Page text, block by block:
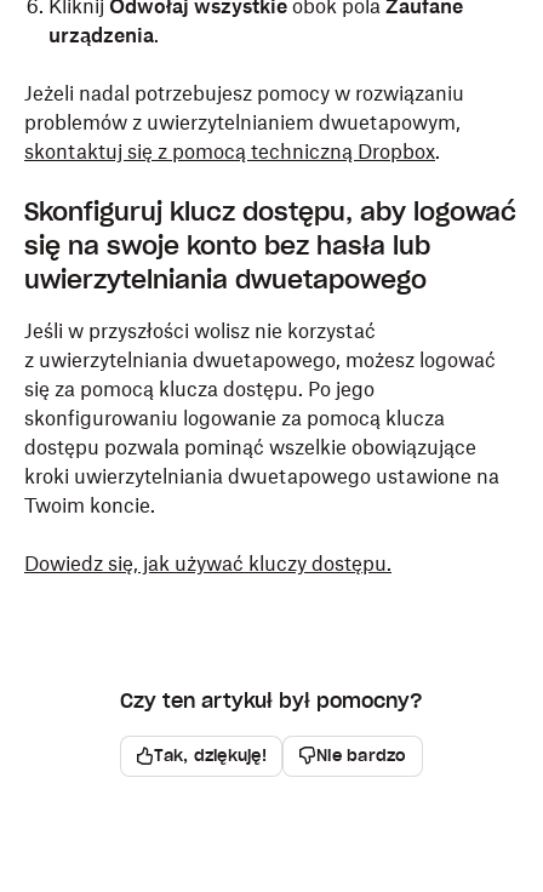
Kliknij Odwołaj wszystkie obok pola Zaufane
urządzenia.
Jeżeli nadal potrzebujesz pomocy w rozwiązaniu
problemów z uwierzytelnianiem dwuetapowym,
skontaktuj się z pomocą techniczną Dropbox.
Skonfiguruj klucz dostępu, aby logować
się na swoje konto bez hasła lub
uwierzytelniania dwuetapowego
Jeśli w przyszłości wolisz nie korzystać
z uwierzytelniania dwuetapowego, możesz logować
się za pomocą klucza dostępu. Po jego
skonfigurowaniu logowanie za pomocą klucza
dostępu pozwala pominąć wszelkie obowiązujące
kroki uwierzytelniania dwuetapowego ustawione na
Twoim koncie.
Dowiedz się, jak używać kluczy dostępu.
Czy ten artykuł był pomocny?
Tak, dziękuję! Nie bardzo